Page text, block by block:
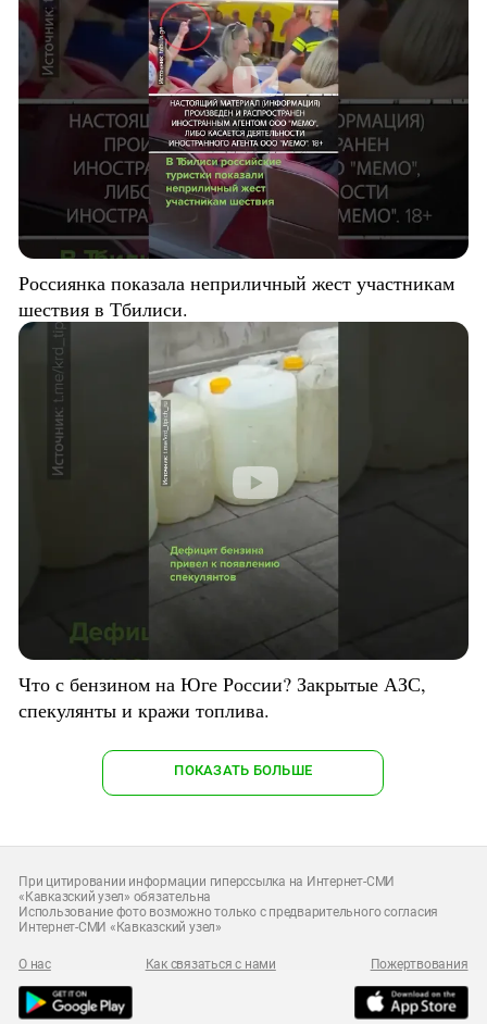
Россиянка показала неприличный жест участникам
шествия в Тбилиси.
Что с бензином на Юге России? Закрытые АЗС,
спекулянты и кражи топлива.
ПОКАЗАТЬ БОЛЬШЕ
При цитировании информации гиперссылка на Интернет-СМИ
«Кавказский узел» обязательна
Использование фото возможно только с предварительного согласия
Интернет-СМИ «Кавказский узел»
О нас Как связаться с нами Пожертвования